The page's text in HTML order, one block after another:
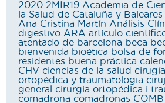
2020 2MIR19 Academia de
la Salud de Cataluña y Baleares
Ana Cristina Martín Análisis
digestivo ARA artículo
atentado de barcelona beca
bienvenida bioética bolsa de
residentes buena práctica
CHV ciencias de la salud cirugía
ortopédica y traumatologia
general
cirurgia ortopédica i
comadrona comadronas COMB